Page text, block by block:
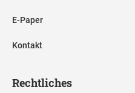
E-Paper
Kontakt
Rechtliches